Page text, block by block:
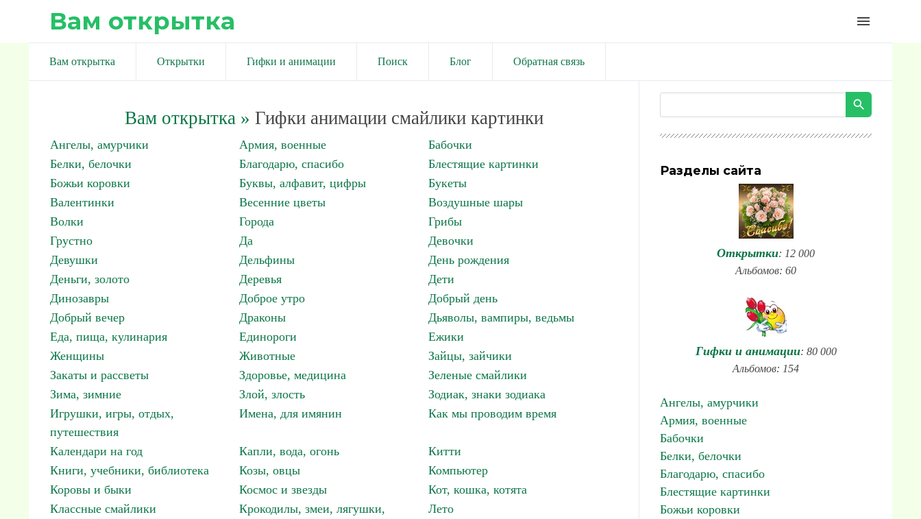
Вам открытка menu
Вам открытка Открытки Гифки и анимации Поиск Блог Обратная связь
Вам открытка» Гифки анимации смайлики картинки
Ангелы, амурчики Армия, военные
Бабочки
Белки, белочки
Благодарю, спасибо
Блестящие картинки
Божьи коровки
Буквы, алфавит, цифры
Букеты
Валентинки
Весенние цветы
Воздушные шары
Волки
Города
Грибы
Грустно
Да
Девочки
Девушки
Дельфины
День рождения
Деньги, золото
Деревья
Дети
Динозавры
Доброе утро
Добрый день
Добрый вечер
Драконы
Дьяволы, вампиры, ведьмы
Еда, пища, кулинария
Единороги
Ежики
Женщины
Животные
Зайцы, зайчики
Закаты и рассветы
Здоровье, медицина
Зеленые смайлики
Зима, зимние
Злой, злость
Зодиак, знаки зодиака
Игрушки, игры, отдых,
путешествия
Имена, для имянин Как мы проводим время
Календари на год Капли, вода, огонь
Китти
Книги, учебники, библиотека
Козы, овцы
Компьютер
Коровы и быки
Космос и звезды
Кот, кошка, котята
Классные смайлики
Крокодилы, змеи, лягушки,
Лето
Разделы сайта
Открытки: 12 000
Альбомов: 60
Гифки и анимации: 80 000
Альбомов: 154
Ангелы, амурчики
Армия, военные
Бабочки
Белки, белочки
Благодарю, спасибо
Блестящие картинки
Божьи коровки